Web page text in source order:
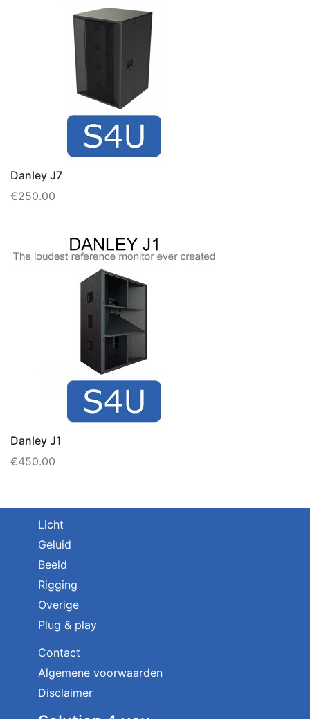
Danley J7
€250.00
Danley J1
€450.00
Licht
Geluid
Beeld
Rigging
Overige
Plug & play
Contact
Algemene voorwaarden
Disclaimer